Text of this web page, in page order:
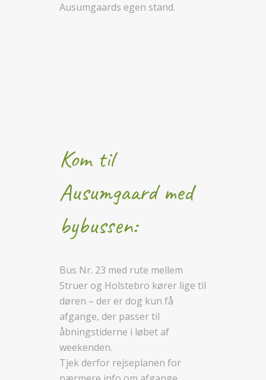
Ausumgaards egen stand.
Kom til
Ausumgaard med
bybussen:
Bus Nr. 23 med rute mellem
Struer og Holstebro kører lige til
døren – der er dog kun få
afgange, der passer til
åbningstiderne i løbet af
weekenden.
Tjek derfor rejseplanen for